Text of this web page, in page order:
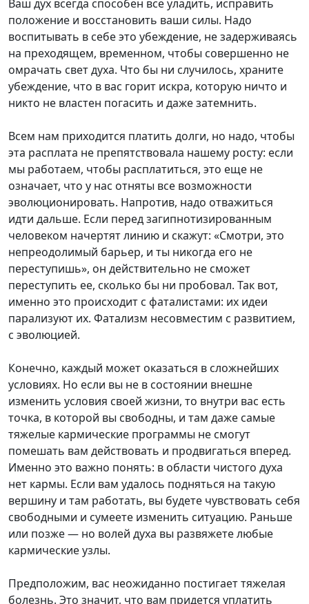
Ваш дух всегда способен все уладить, исправить
положение и восстановить ваши силы. Надо
воспитывать в себе это убеждение, не задерживаясь
на преходящем, временном, чтобы совершенно не
омрачать свет духа. Что бы ни случилось, храните
убеждение, что в вас горит искра, которую ничто и
никто не властен погасить и даже затемнить.
Всем нам приходится платить долги, но надо, чтобы
эта расплата не препятствовала нашему росту: если
мы работаем, чтобы расплатиться, это еще не
означает, что у нас отняты все возможности
эволюционировать. Напротив, надо отважиться
идти дальше. Если перед загипнотизированным
человеком начертят линию и скажут: «Смотри, это
непреодолимый барьер, и ты никогда его не
переступишь», он действительно не сможет
переступить ее, сколько бы ни пробовал. Так вот,
именно это происходит с фаталистами: их идеи
парализуют их. Фатализм несовместим с развитием,
с эволюцией.
Конечно, каждый может оказаться в сложнейших
условиях. Но если вы не в состоянии внешне
изменить условия своей жизни, то внутри вас есть
точка, в которой вы свободны, и там даже самые
тяжелые кармические программы не смогут
помешать вам действовать и продвигаться вперед.
Именно это важно понять: в области чистого духа
нет кармы. Если вам удалось подняться на такую
вершину и там работать, вы будете чувствовать себя
свободными и сумеете изменить ситуацию. Раньше
или позже — но волей духа вы развяжете любые
кармические узлы.
Предположим, вас неожиданно постигает тяжелая
болезнь. Это значит, что вам придется уплатить